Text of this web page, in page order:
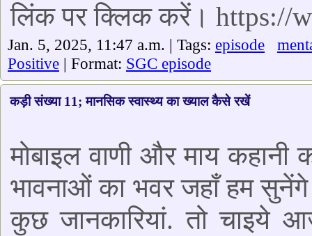
लिंक पर क्लिक करें। https://
Jan. 5, 2025, 11:47 a.m. | Tags: episode
Positive | Format: SGC episode
कड़ी संख्या 11; मानसिक स्वास्थ्य का ख्याल कैसे रखें
मोबाइल वाणी और माय
भावनाओं का भवर जहाँ हम
कुछ जानकारियां. तो चाइये